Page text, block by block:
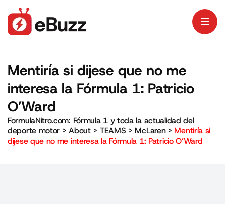
Mentiría si dijese que no me
interesa la Fórmula 1: Patricio
O’Ward
FormulaNitro.com: Fórmula 1 y toda la actualidad del
deporte motor >About> TEAMS > McLaren> Mentiría si
dijese que no me interesa la Fórmula 1: Patricio O’Ward